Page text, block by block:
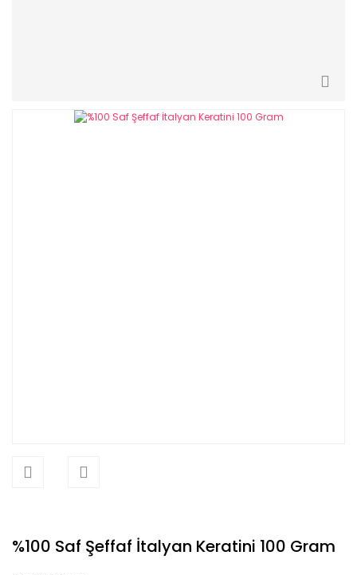
%100 Saf Şeffaf İtalyan Keratini 100 Gram